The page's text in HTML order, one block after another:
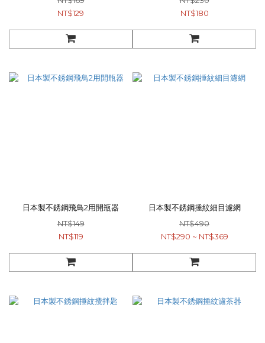
NT$129
NT$180
日本製不銹鋼飛鳥2用開瓶器
NT$149
NT$119
日本製不銹鋼捶紋細目濾網
NT$490
NT$290 ~ NT$369